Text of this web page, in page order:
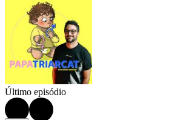
Último episódio